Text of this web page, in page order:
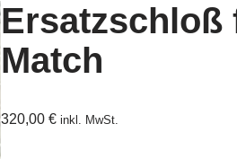
Ersatzschloß
Match
320,00€ inkl. MwSt.